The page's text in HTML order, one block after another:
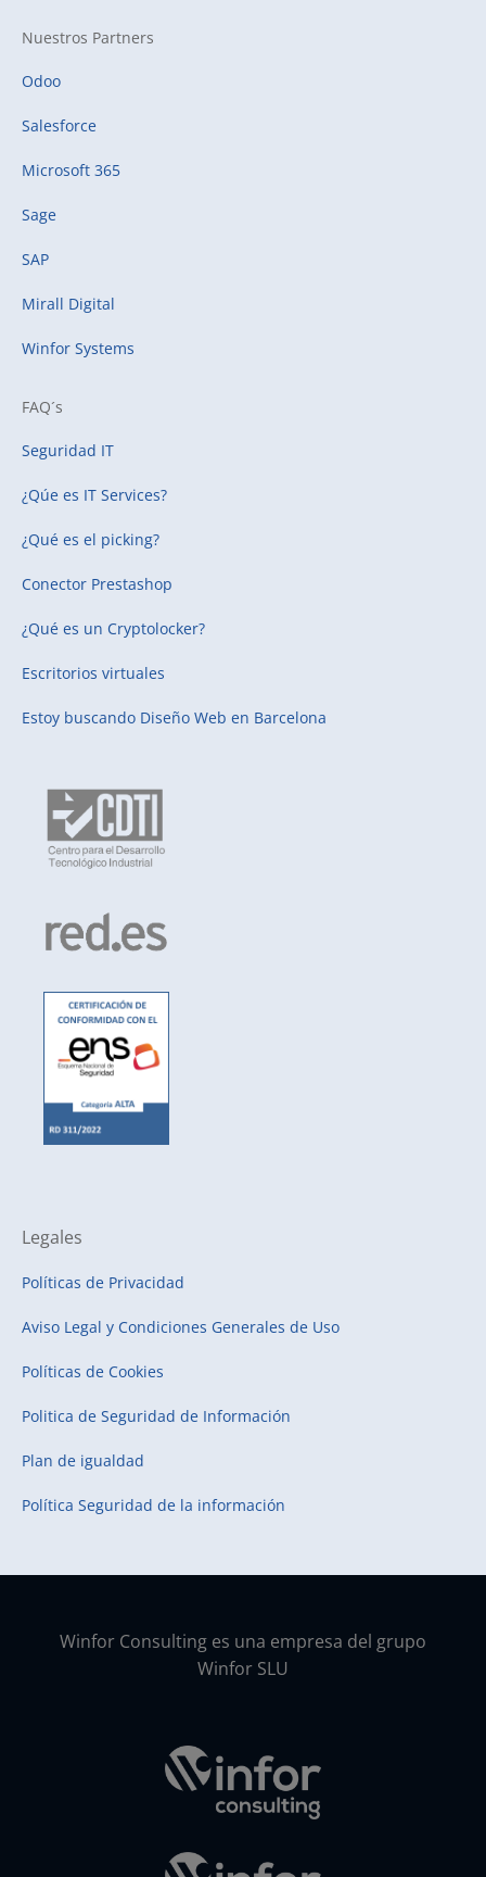
Nuestros Partners
Odoo
Salesforce
Microsoft 365
Sage
SAP
Mirall Digital
Winfor Systems
FAQ´s
Seguridad IT
¿Qúe es IT Services?
¿Qué es el picking?
Conector Prestashop
¿Qué es un Cryptolocker?
Escritorios virtuales
Estoy buscando Diseño Web en Barcelona
Legales
Políticas de Privacidad
Aviso Legal y Condiciones Generales de Uso
Políticas de Cookies
Politica de Seguridad de Información
Plan de igualdad
Política Seguridad de la información
Winfor Consulting es una empresa del grupo
Winfor SLU